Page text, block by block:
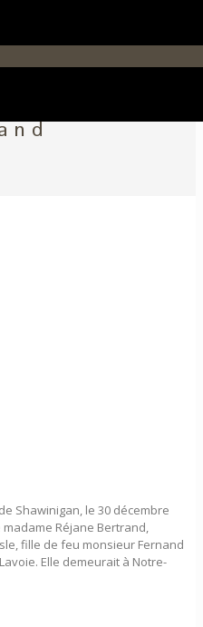
Shawinigan, le 30 décembre
madame Réjane Bertrand,
fille de feu monsieur Fernand
Elle demeurait à Notre-